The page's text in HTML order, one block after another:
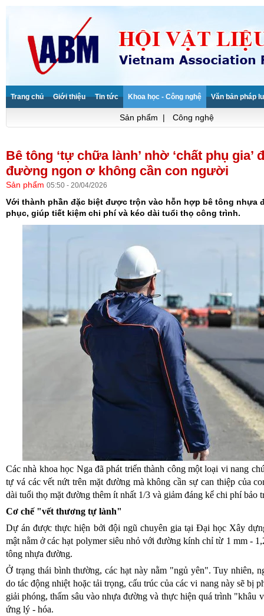
Trang chủ Giới thiệu Tin tức Khoa học - Công nghệ Văn bản pháp
Sản phẩm | Công nghệ
Bê tông ‘tự chữa lành’ nhờ ‘chất phụ gia’
đường ngon ơ không cần con người
Sản phẩm 05:50 - 20/04/2026
Với thành phần đặc biệt được trộn vào hỗn hợp bê tông
phục, giúp tiết kiệm chi phí và kéo dài tuổi thọ công trình.
Các nhà khoa học Nga đã phát triển thành công một loại vi nang
tự vá các vết nứt trên mặt đường mà không cần sự can thiệp của
dài tuổi thọ mặt đường thêm ít nhất 1/3 và giảm đáng kể chi phí bảo
Cơ chế "vết thương tự lành"
Dự án được thực hiện bởi đội ngũ chuyên gia tại Đại học Xây
mật nằm ở các hạt polymer siêu nhỏ với đường kính chỉ từ 1 mm -
tông nhựa đường.
Ở trạng thái bình thường, các hạt này nằm "ngủ yên". Tuy nhiên,
do tác động nhiệt hoặc tải trọng, cấu trúc của các vi nang này sẽ bị
giải phóng, thấm sâu vào nhựa đường và thực hiện quá trình "khâu
ứng lý - hóa.